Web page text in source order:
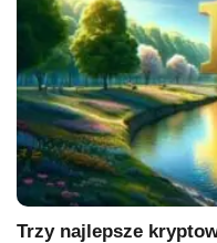
Trzy najlepsze